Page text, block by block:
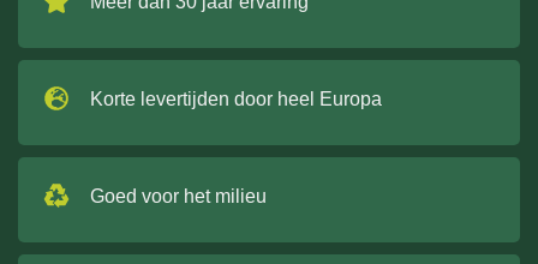
Korte levertijden door heel Europa
Goed voor het milieu